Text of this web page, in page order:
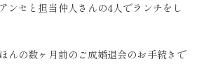
ンセと担当仲人さんの4人でランチをし
んの数ヶ月前のご成婚退会のお手続きで